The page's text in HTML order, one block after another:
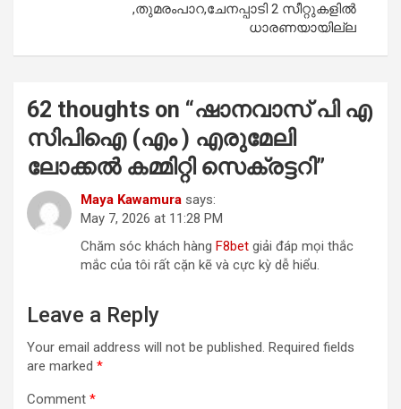
,തുമരംപാറ,ചേനപ്പാടി 2 സീറ്റുകളിൽ
ധാരണയായില്ല
62 thoughts on “ഷാനവാസ് പി എ
സിപിഐ (എം ) എരുമേലി
ലോക്കൽ കമ്മിറ്റി സെക്രട്ടറി”
Maya Kawamura says:
May 7, 2026 at 11:28 PM
Chăm sóc khách hàng F8bet giải đáp mọi thắc
mắc của tôi rất cặn kẽ và cực kỳ dễ hiểu.
Leave a Reply
Your email address will not be published. Required fields
are marked *
Comment *